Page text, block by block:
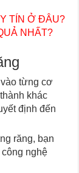
TÍN Ở ĐÂU?
NHẤT?
từng cơ
khác
định đến
răng, bạn
nghệ